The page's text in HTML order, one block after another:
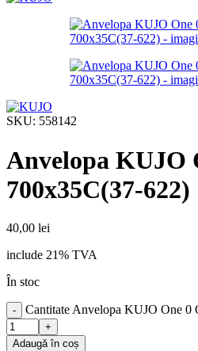
SKU: 558142
Anvelopa KUJO
700x35C(37-622)
40,00 lei
include 21% TVA
În stoc
Cantitate Anvelopa KUJO One 0
Adaugă în coș